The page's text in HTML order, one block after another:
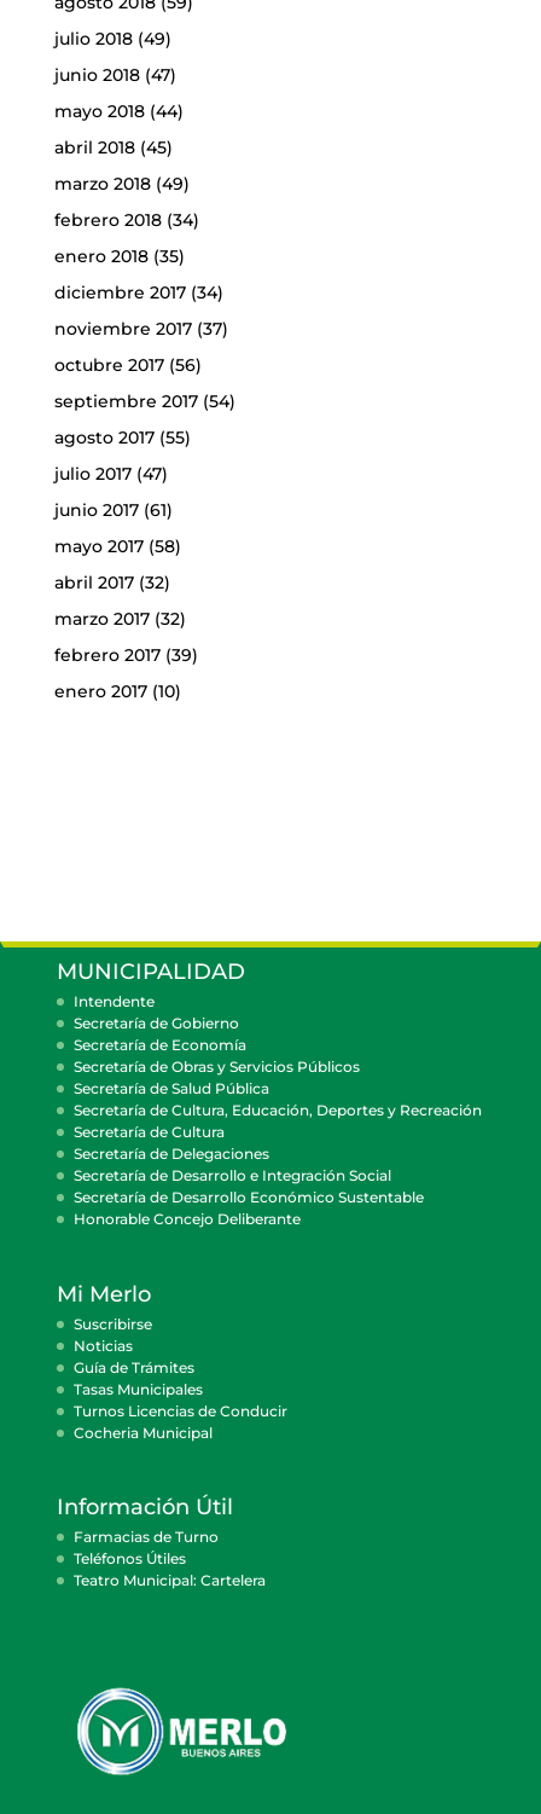
julio 2018(49)
junio 2018(47)
mayo 2018(44)
abril 2018(45)
marzo 2018(49)
febrero 2018(34)
enero 2018(35)
diciembre 2017(34)
noviembre 2017(37)
octubre 2017(56)
septiembre 2017(54)
agosto 2017(55)
julio 2017(47)
junio 2017(61)
mayo 2017(58)
abril 2017(32)
marzo 2017(32)
febrero 2017(39)
enero 2017(10)
MUNICIPALIDAD
Intendente
Secretaría de Gobierno
Secretaría de Economía
Secretaría de Obras y Servicios Públicos
Secretaría de Salud Pública
Secretaría de Cultura, Educación, Deportes y Recreación
Secretaría de Cultura
Secretaría de Delegaciones
Secretaría de Desarrollo e Integración Social
Secretaría de Desarrollo Económico Sustentable
Honorable Concejo Deliberante
Mi Merlo
Suscribirse
Noticias
Guía de Trámites
Tasas Municipales
Turnos Licencias de Conducir
Cocheria Municipal
Información Útil
Farmacias de Turno
Teléfonos Útiles
Teatro Municipal: Cartelera